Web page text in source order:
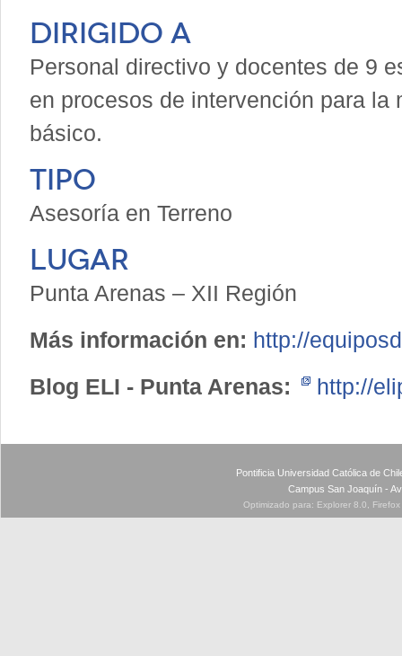
Dirigido a
Personal directivo y docentes de 9
en procesos de intervención para la
básico.
Tipo
Asesoría en Terreno
Lugar
Punta Arenas – XII Región
Más información en: http://
Blog ELI - Punta Arenas:
http://
Pontificia Universidad Católica de
Campus San Joaquín -
Optimizado para: Explorer 8.0,